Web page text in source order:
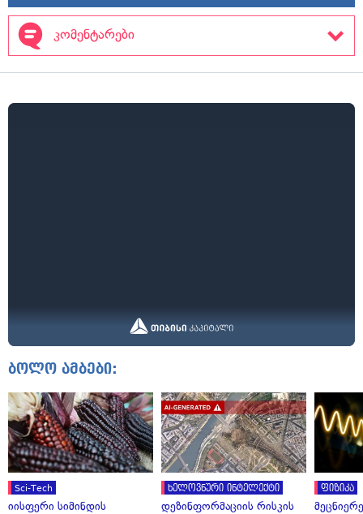
კომენტარები
ბოლო ამბები:
Sci-Tech
იისფერი სიმინდის
ხელოვნური ინტელექტი
დეზინფორმაციის რისკის
ფიზიკა